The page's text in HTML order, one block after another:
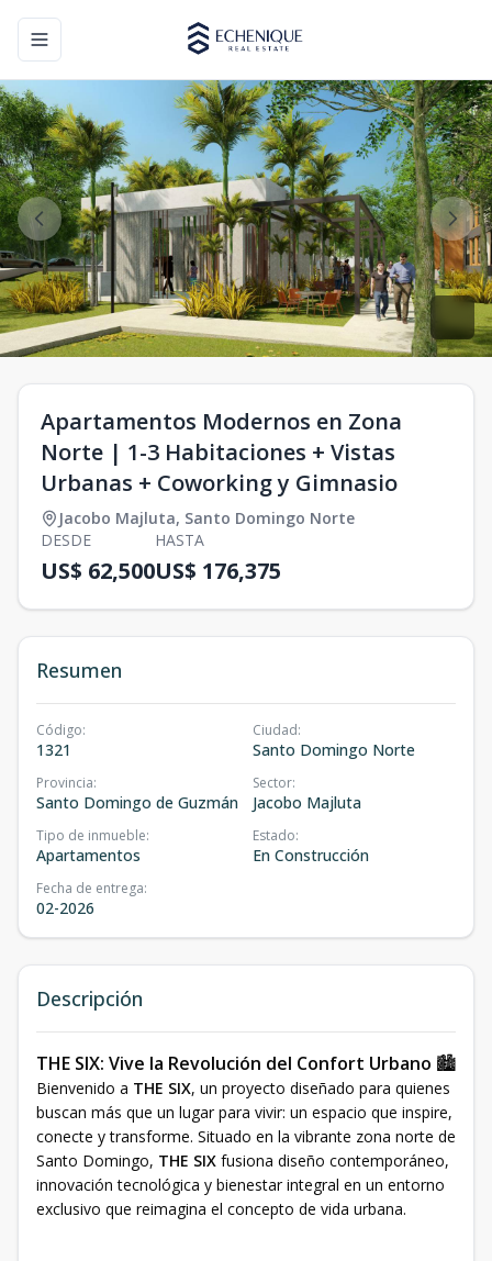
Toggle navigation menu
Apartamentos Modernos en Zona
Norte | 1-3 Habitaciones + Vistas
Urbanas + Coworking y Gimnasio
Jacobo Majluta, Santo Domingo Norte
DESDE
US$ 62,500
HASTA
US$ 176,375
Resumen
Código:
1321
Ciudad:
Santo Domingo Norte
Provincia:
Santo Domingo de Guzmán
Sector:
Jacobo Majluta
Tipo de inmueble:
Apartamentos
Estado:
En Construcción
Fecha de entrega:
02-2026
Descripción
THE SIX: Vive la Revolución del Confort Urbano 🏙️
Bienvenido a THE SIX, un proyecto diseñado para quienes
buscan más que un lugar para vivir: un espacio que inspire,
conecte y transforme. Situado en la vibrante zona norte de
Santo Domingo, THE SIX fusiona diseño contemporáneo,
innovación tecnológica y bienestar integral en un entorno
exclusivo que reimagina el concepto de vida urbana.